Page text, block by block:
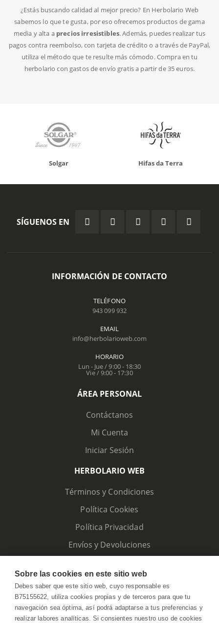
¿Estás buscando calidad al mejor precio? En Herbolario Web
sabemos lo que te gusta, por eso ofrecemos productos de gama
media y alta a precios irresistibles. Además, puedes realizar tus
pagos contra reembolso, con tarjeta de crédito o a través de PayPal,
utiliza el método que te resulte más cómodo. Compra en tu
herbolario con gastos de envío gratis a partir de 35 euros.
Solgar Hifas da Terra
SÍGUENOS EN
INFORMACIÓN DE CONTACTO
TELÉFONO
943 099 932
EMAIL
info@herbolarioweb.com
HORARIO
Lun - Jue / 9:00 - 18:30
Vie / 9:00 - 17:30
ÁREA PERSONAL
Contáctanos
Mi Cuenta
Iniciar Sesión
HERBOLARIO WEB
Términos y Condiciones
Política Cookies
Política Privacidad
Envíos y Devoluciones
Sobre las cookies en este sitio web
Debes saber que este sitio web, cuyo responsable es
B75155622, utiliza cookies propias y de terceros para que tu
navegación sea óptima, así podrá adaptarse a tus preferencias y
realizar labores analíticas. Si consientes nuestro uso de cookies